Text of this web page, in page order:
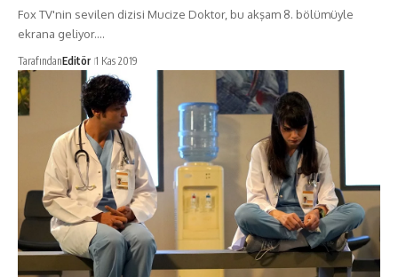
Fox TV'nin sevilen dizisi Mucize Doktor, bu akşam 8. bölümüyle
ekrana geliyor.…
TarafındanEditör 1 Kas 2019